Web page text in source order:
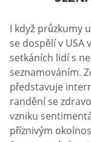
I když průzkumy
se dospělí v USA
setkáních lidí s
seznamováním.
představuje
randění se
vzniku
příznivým